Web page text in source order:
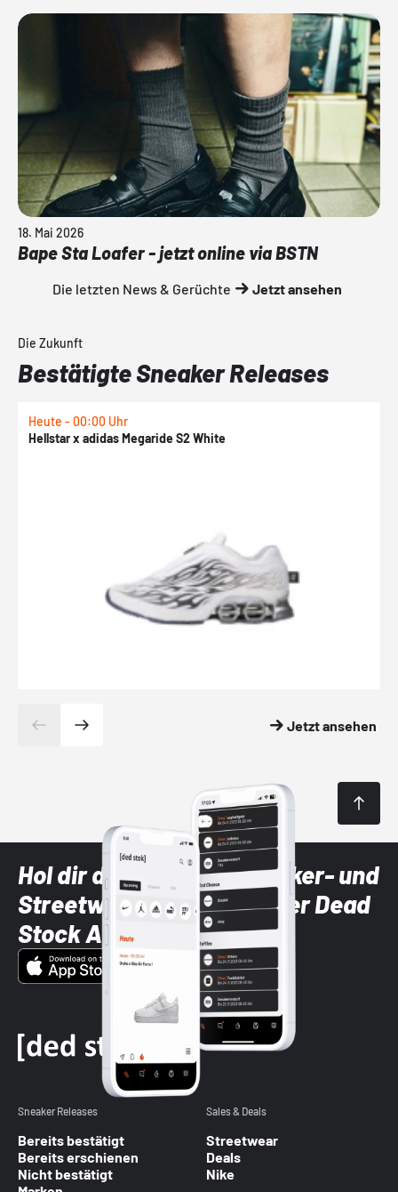
18. Mai 2026
Bape Sta Loafer - jetzt online via BSTN
Die letzten News & Gerüchte Jetzt ansehen
Die Zukunft
Bestätigte Sneaker Releases
Heute - 00:00 Uhr
Hellstar x adidas Megaride S2 White
Jetzt ansehen
Hol dir die neuesten Sneaker- und
Streetwear-Brands mit der Dead
Stock App
Sneaker Releases
Bereits bestätigt
Bereits erschienen
Nicht bestätigt
Sales & Deals
Streetwear
Deals
Nike